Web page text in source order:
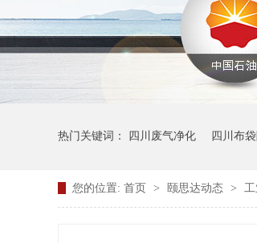
热门关键词： 四川废气净化 四川布
您的位置: 首页 > 颐思达动态 >